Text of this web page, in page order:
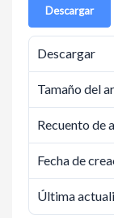
Descargar
Descargar
Tamaño del
Recuento de
Fecha de
Última